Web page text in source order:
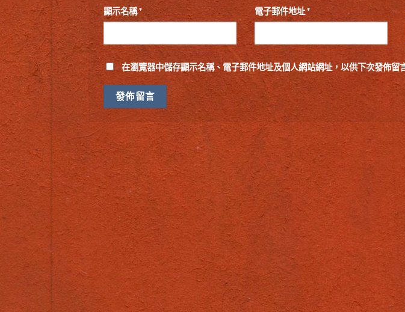
顯示名稱* 電子郵件地址*
在瀏覽器中儲存顯示名稱、電子郵件地址及個人網站網址，以供下次發佈留